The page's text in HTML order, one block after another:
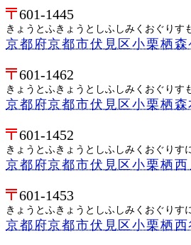
601-1445
きょうとふきょうとしふしみくおぐりす
京都府京都市伏見区小栗栖森
601-1462
きょうとふきょうとしふしみくおぐりす
京都府京都市伏見区小栗栖森
601-1452
きょうとふきょうとしふしみくおぐりす
京都府京都市伏見区小栗栖西
601-1453
きょうとふきょうとしふしみくおぐりす
京都府京都市伏見区小栗栖西